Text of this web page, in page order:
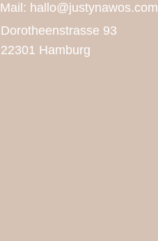
Mail: hallo@justynawos.com
Dorotheenstrasse 93
22301 Hamburg